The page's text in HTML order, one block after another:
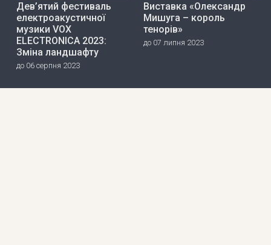
Дев’ятий фестиваль
електроакустичної
музики VOX
ELECTRONICA 2023:
Зміна ландшафту
до 06 серпня 2023
Виставка «Олександр
Мишуга – король
тенорів»
до 07 липня 2023